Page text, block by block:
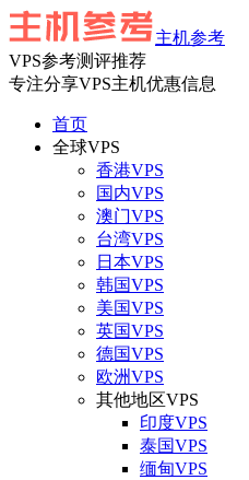
主机参考
VPS参考测评推荐
专注分享VPS主机优惠信息
首页
全球VPS
香港VPS
国内VPS
澳门VPS
台湾VPS
日本VPS
韩国VPS
美国VPS
英国VPS
德国VPS
欧洲VPS
其他地区VPS
印度VPS
泰国VPS
缅甸VPS